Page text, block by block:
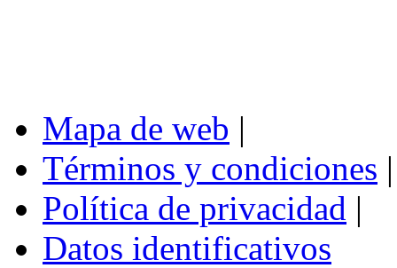
Mapa de web |
Términos y condiciones |
Política de privacidad |
Datos identificativos